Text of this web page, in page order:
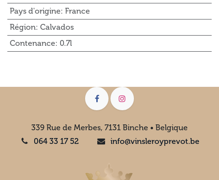
Pays d'origine: France
Région: Calvados
Contenance: 0.7l
339 Rue de Merbes, 7131 Binche • Belgique
064 33 17 52
info@vinsleroyprevot.be